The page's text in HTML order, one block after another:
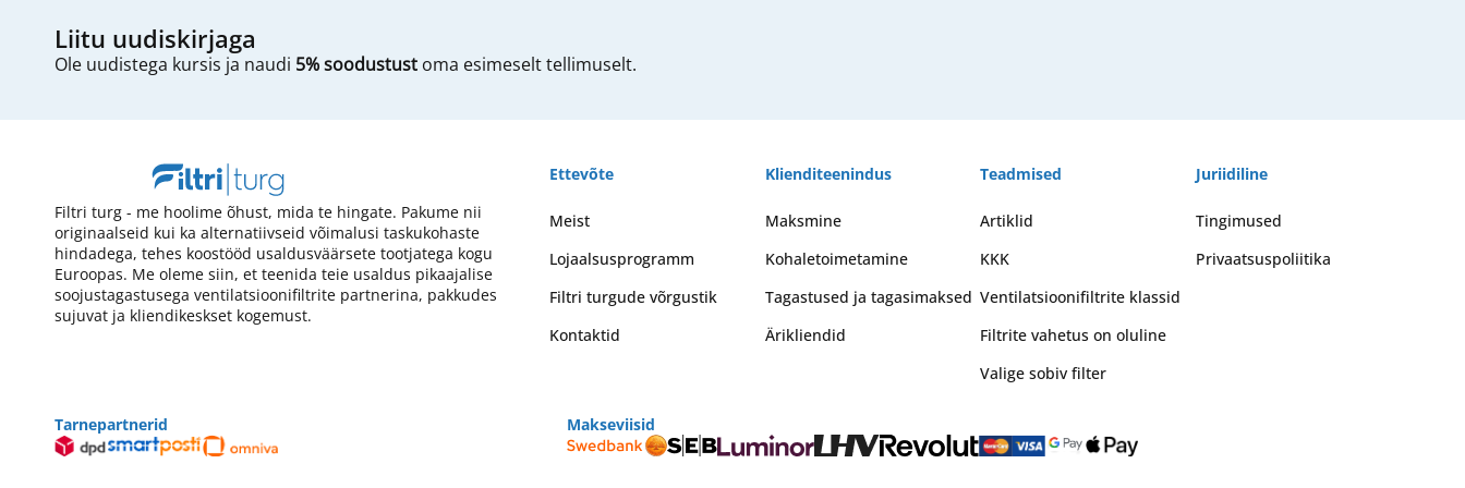
Liitu uudiskirjaga
Ole uudistega kursis ja naudi 5% soodustust oma esimeselt tellimuselt.
Filtri turg - me hoolime õhust, mida te hingate. Pakume nii
originaalseid kui ka alternatiivseid võimalusi taskukohaste
hindadega, tehes koostööd usaldusväärsete tootjatega kogu
Euroopas. Me oleme siin, et teenida teie usaldus pikaajalise
soojustagastusega ventilatsioonifiltrite partnerina, pakkudes
sujuvat ja kliendikeskset kogemust.
Ettevõte
Meist
Lojaalsusprogramm
Filtri turgude võrgustik
Kontaktid
Klienditeenindus
Maksmine
Kohaletoimetamine
Tagastused ja tagasimaksed
Ärikliendid
Teadmised
Artiklid
KKK
Ventilatsioonifiltrite klassid
Filtrite vahetus on oluline
Valige sobiv filter
Juriidiline
Tingimused
Privaatsuspoliitika
Tarnepartnerid Makseviisid